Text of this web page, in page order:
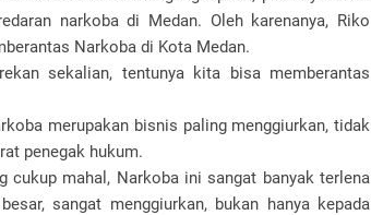
narkoba di Medan. Oleh karenanya, Riko
Narkoba di Kota Medan.
sekalian, tentunya kita bisa memberantas
merupakan bisnis paling menggiurkan, tidak
penegak hukum.
cukup mahal, Narkoba ini sangat banyak terlena
sangat menggiurkan, bukan hanya kepada